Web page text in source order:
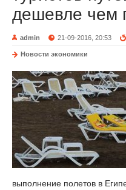
дешевле чем
admin 21-09-2016, 20:53
Новости экономики
выполнение полетов в